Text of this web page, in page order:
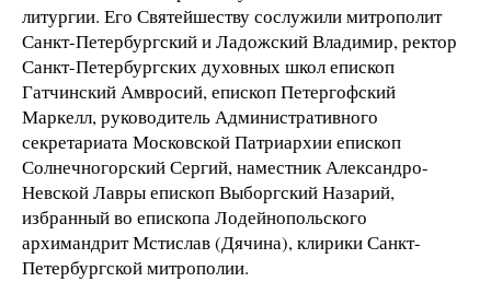
литургии. Его Святейшеству сослужили митрополит
Санкт-Петербургский и Ладожский Владимир, ректор
Санкт-Петербургских духовных школ епископ
Гатчинский Амвросий, епископ Петергофский
Маркелл, руководитель Административного
секретариата Московской Патриархии епископ
Солнечногорский Сергий, наместник Александро-
Невской Лавры епископ Выборгский Назарий,
избранный во епископа Лодейнопольского
архимандрит Мстислав (Дячина), клирики Санкт-
Петербургской митрополии.